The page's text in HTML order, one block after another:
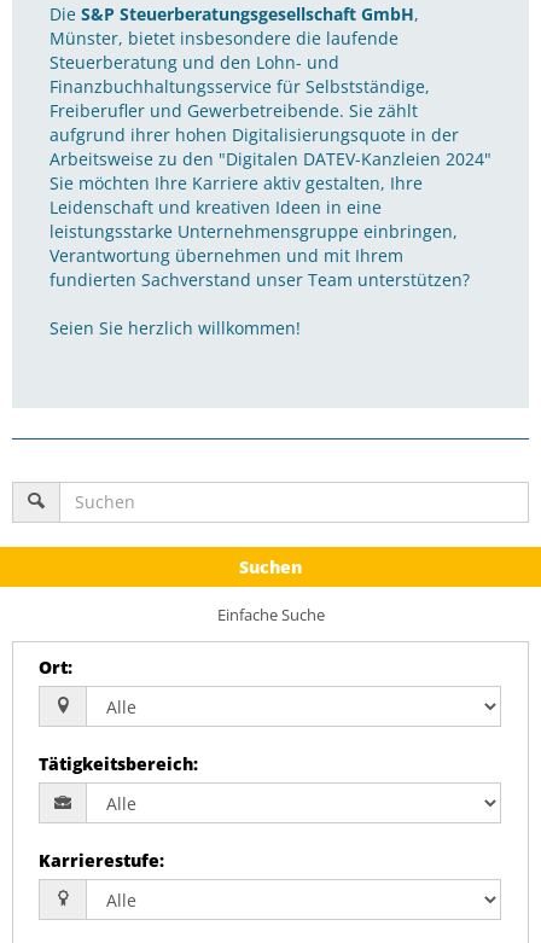
Die S&P Steuerberatungsgesellschaft GmbH,
Münster, bietet insbesondere die laufende
Steuerberatung und den Lohn- und
Finanzbuchhaltungsservice für Selbstständige,
Freiberufler und Gewerbetreibende. Sie zählt
aufgrund ihrer hohen Digitalisierungsquote in der
Arbeitsweise zu den "Digitalen DATEV-Kanzleien 2024"
Sie möchten Ihre Karriere aktiv gestalten, Ihre
Leidenschaft und kreativen Ideen in eine
leistungsstarke Unternehmensgruppe einbringen,
Verantwortung übernehmen und mit Ihrem
fundierten Sachverstand unser Team unterstützen?
Seien Sie herzlich willkommen!
Suchen
Einfache Suche
Ort:
Tätigkeitsbereich:
Karrierestufe: